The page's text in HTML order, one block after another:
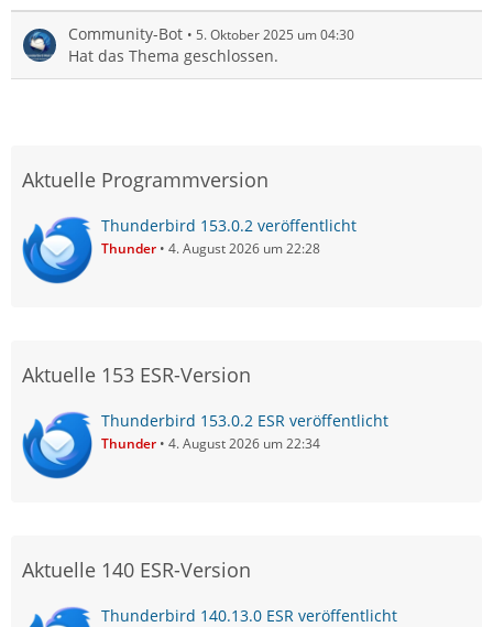
Community-Bot 5. Oktober 2025 um 04:30
Hat das Thema geschlossen.
Aktuelle Programmversion
Thunderbird 153.0.2 veröffentlicht
Thunder 4. August 2026 um 22:28
Aktuelle 153 ESR-Version
Thunderbird 153.0.2 ESR veröffentlicht
Thunder 4. August 2026 um 22:34
Aktuelle 140 ESR-Version
Thunderbird 140.13.0 ESR veröffentlicht